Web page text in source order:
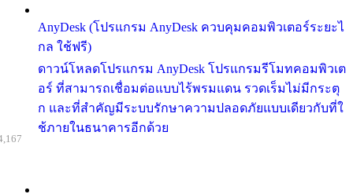
AnyDesk (โปรแกรม AnyDesk ควบคุมคอมพิวเตอร์ระยะไ
กล ใช้ฟรี)
ดาวน์โหลดโปรแกรม AnyDesk โปรแกรมรีโมทคอมพิวเต
อร์ ที่สามารถเชื่อมต่อแบบไร้พรมแดน รวดเร็มไม่มีกระตุ
ก และที่สำคัญมีระบบรักษาความปลอดภัยแบบเดียวกับที่ใ
ช้ภายในธนาคารอีกด้วย